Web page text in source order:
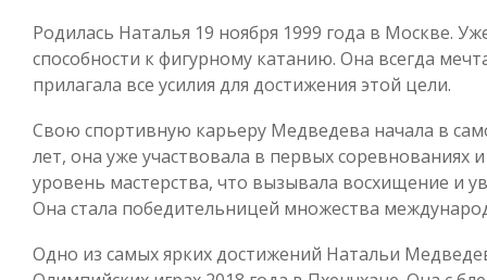
Родилась Наталья 19 ноября 1999 года в Москве.
способности к фигурному катанию. Она всегда
прилагала все усилия для достижения этой цели.
Свою спортивную карьеру Медведева начала в
лет, она уже участвовала в первых соревнованиях
уровень мастерства, что вызывала восхищение и
Она стала победительницей множества
Одно из самых ярких достижений Натальи